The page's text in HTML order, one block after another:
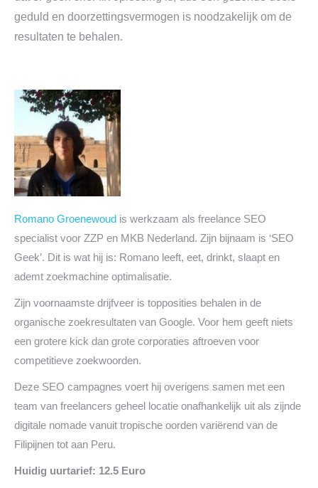
geduld en doorzettingsvermogen is noodzakelijk om de
resultaten te behalen.
Romano Groenewoud is werkzaam als freelance SEO
specialist voor ZZP en MKB Nederland. Zijn bijnaam is ‘SEO
Geek’. Dit is wat hij is: Romano leeft, eet, drinkt, slaapt en
ademt zoekmachine optimalisatie.
Zijn voornaamste drijfveer is topposities behalen in de
organische zoekresultaten van Google. Voor hem geeft niets
een grotere kick dan grote corporaties aftroeven voor
competitieve zoekwoorden.
Deze SEO campagnes voert hij overigens samen met een
team van freelancers geheel locatie onafhankelijk uit als zijnde
digitale nomade vanuit tropische oorden variërend van de
Filipijnen tot aan Peru.
Huidig uurtarief: 12.5 Euro